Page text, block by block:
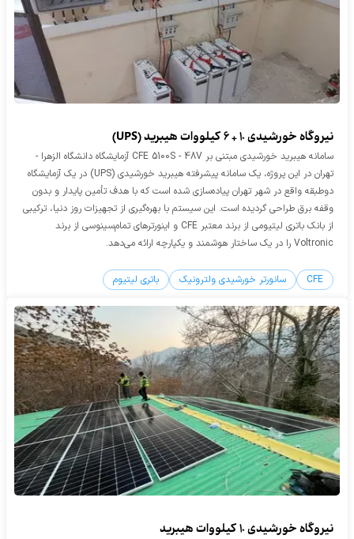
نیروگاه خورشیدی 10 + 6 کیلووات هیبرید (UPS)
سامانه هیبرید خورشیدی مبتنی بر CFE 5100S - 48V آزمایشگاه دانشگاه الزهرا -
تهران در این پروژه، یک سامانه پیشرفته هیبرید خورشیدی (UPS) در یک آزمایشگاه
دوطبقه واقع در شهر تهران پیاده‌سازی شده است که با هدف تأمین پایدار و بدون
وقفه برق طراحی گردیده است. این سیستم با بهره‌گیری از تجهیزات روز دنیا، ترکیبی
از بانک باتری لیتیومی از برند معتبر CFE و اینورترهای تمام‌سینوسی از برند
Voltronic را در یک ساختار هوشمند و یکپارچه ارائه می‌دهد.
CFE سانورتر خورشیدی ولترونیک باتری لیتیوم
نیروگاه خورشیدی 10 کیلووات هیبرید